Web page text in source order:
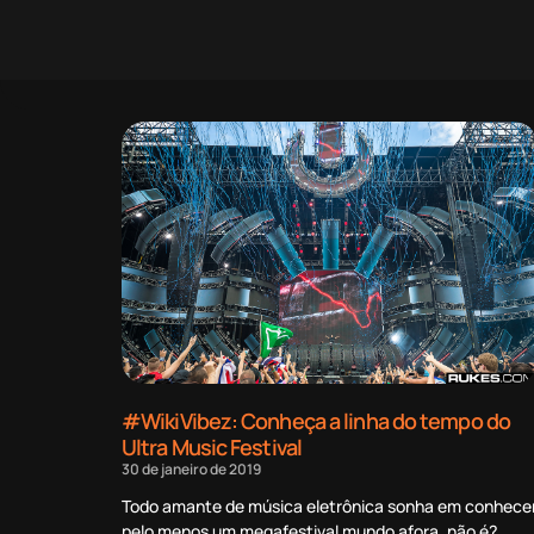
#WikiVibez: Conheça a linha do tempo do
Ultra Music Festival
30 de janeiro de 2019
Todo amante de música eletrônica sonha em